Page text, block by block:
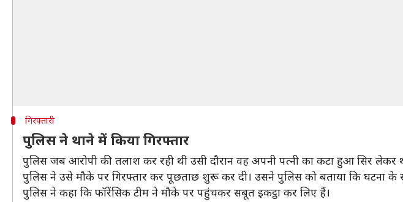
गिरफ्तारी
पुलिस ने थाने में किया गिरफ्तार
पुलिस जब आरोपी की तलाश कर रही थी उसी दौरान वह अपनी पत्नी का कटा हुआ सिर लेकर
पुलिस ने उसे मौके पर गिरफ्तार कर पूछताछ शुरू कर दी। उसने पुलिस को बताया कि घटना के
पुलिस ने कहा कि फॉरेंसिक टीम ने मौके पर पहुंचकर सबूत इकट्ठा कर लिए हैं।